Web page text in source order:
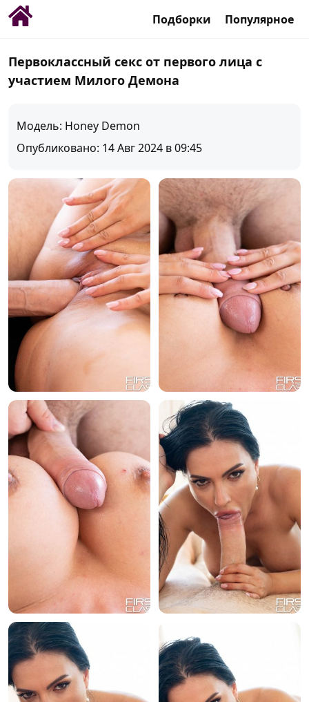
Подборки Популярное
Первоклассный секс от первого лица с
участием Милого Демона
Модель: Honey Demon
Опубликовано: 14 Авг 2024 в 09:45